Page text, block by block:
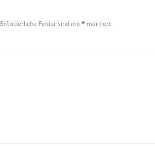
Erforderliche Felder sind mit* markiert